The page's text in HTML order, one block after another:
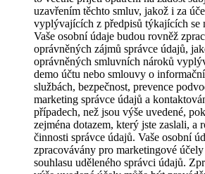
uzavřením těchto smluv, jakož i za
vyplývajících z předpisů týkajících se
Vaše osobní údaje budou rovněž
oprávněných zájmů správce údajů,
oprávněných smluvních nároků
demo účtu nebo smlouvy o
službách, bezpečnost, prevence
marketing správce údajů a
případech, než jsou výše uvedené,
zejména dotazem, který jste zaslali, a
činnosti správce údajů. Vaše osobní
zpracovávány pro marketingové
souhlasu uděleného správci údajů.